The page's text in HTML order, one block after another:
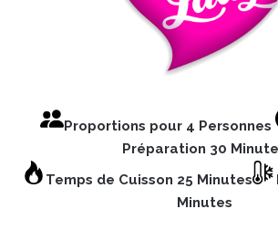
Proportions pour 4 Personnes
Préparation 30
Temps de Cuisson 25 Minutes
Minutes